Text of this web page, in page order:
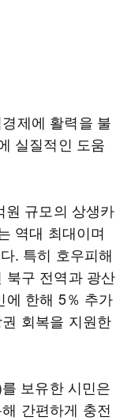
제에 활력을 불
실질적인 도움
원 규모의 상생카
역대 최대이며
. 특히 호우피해
북구 전역과 광산
에 한해 5％ 추가
회복을 지원한
보유한 시민은
간편하게 충전